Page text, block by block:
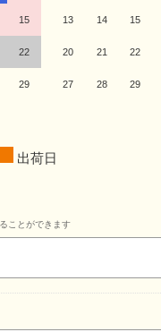
15
22
29
13 14 15
20 21 22
27 28 29
出荷日
ことができます